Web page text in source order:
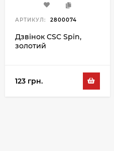
АРТИКУЛ: 2800074
Дзвінок CSC Spin,
золотий
123 грн.